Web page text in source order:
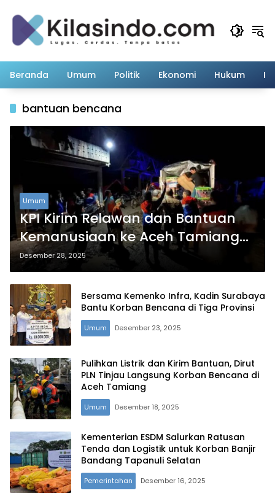
Beranda Umum Politik Ekonomi Hukum
bantuan bencana
Umum
KPI Kirim Relawan dan Bantuan
Kemanusiaan ke Aceh Tamiang
Pasca Bencana
Desember 28, 2025
Bersama Kemenko Infra, Kadin Surabaya
Bantu Korban Bencana di Tiga Provinsi
Umum Desember 23, 2025
Pulihkan Listrik dan Kirim Bantuan, Dirut
PLN Tinjau Langsung Korban Bencana di
Aceh Tamiang
Umum Desember 18, 2025
Kementerian ESDM Salurkan Ratusan
Tenda dan Logistik untuk Korban Banjir
Bandang Tapanuli Selatan
Pemerintahan Desember 16, 2025